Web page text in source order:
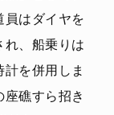
員はダイヤを
れ、船乗りは
を併用しま
礁すら招き